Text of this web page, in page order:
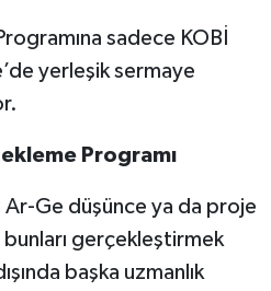
sadece KOBİ
yerleşik sermaye
Programı
Ar-Ge düşünce ya da proje
gerçekleştirmek
başka uzmanlık